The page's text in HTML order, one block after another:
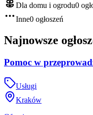
Dla domu i ogrodu0
Inne0 ogłoszeń
Najnowsze
Pomoc w
Usługi
Kraków